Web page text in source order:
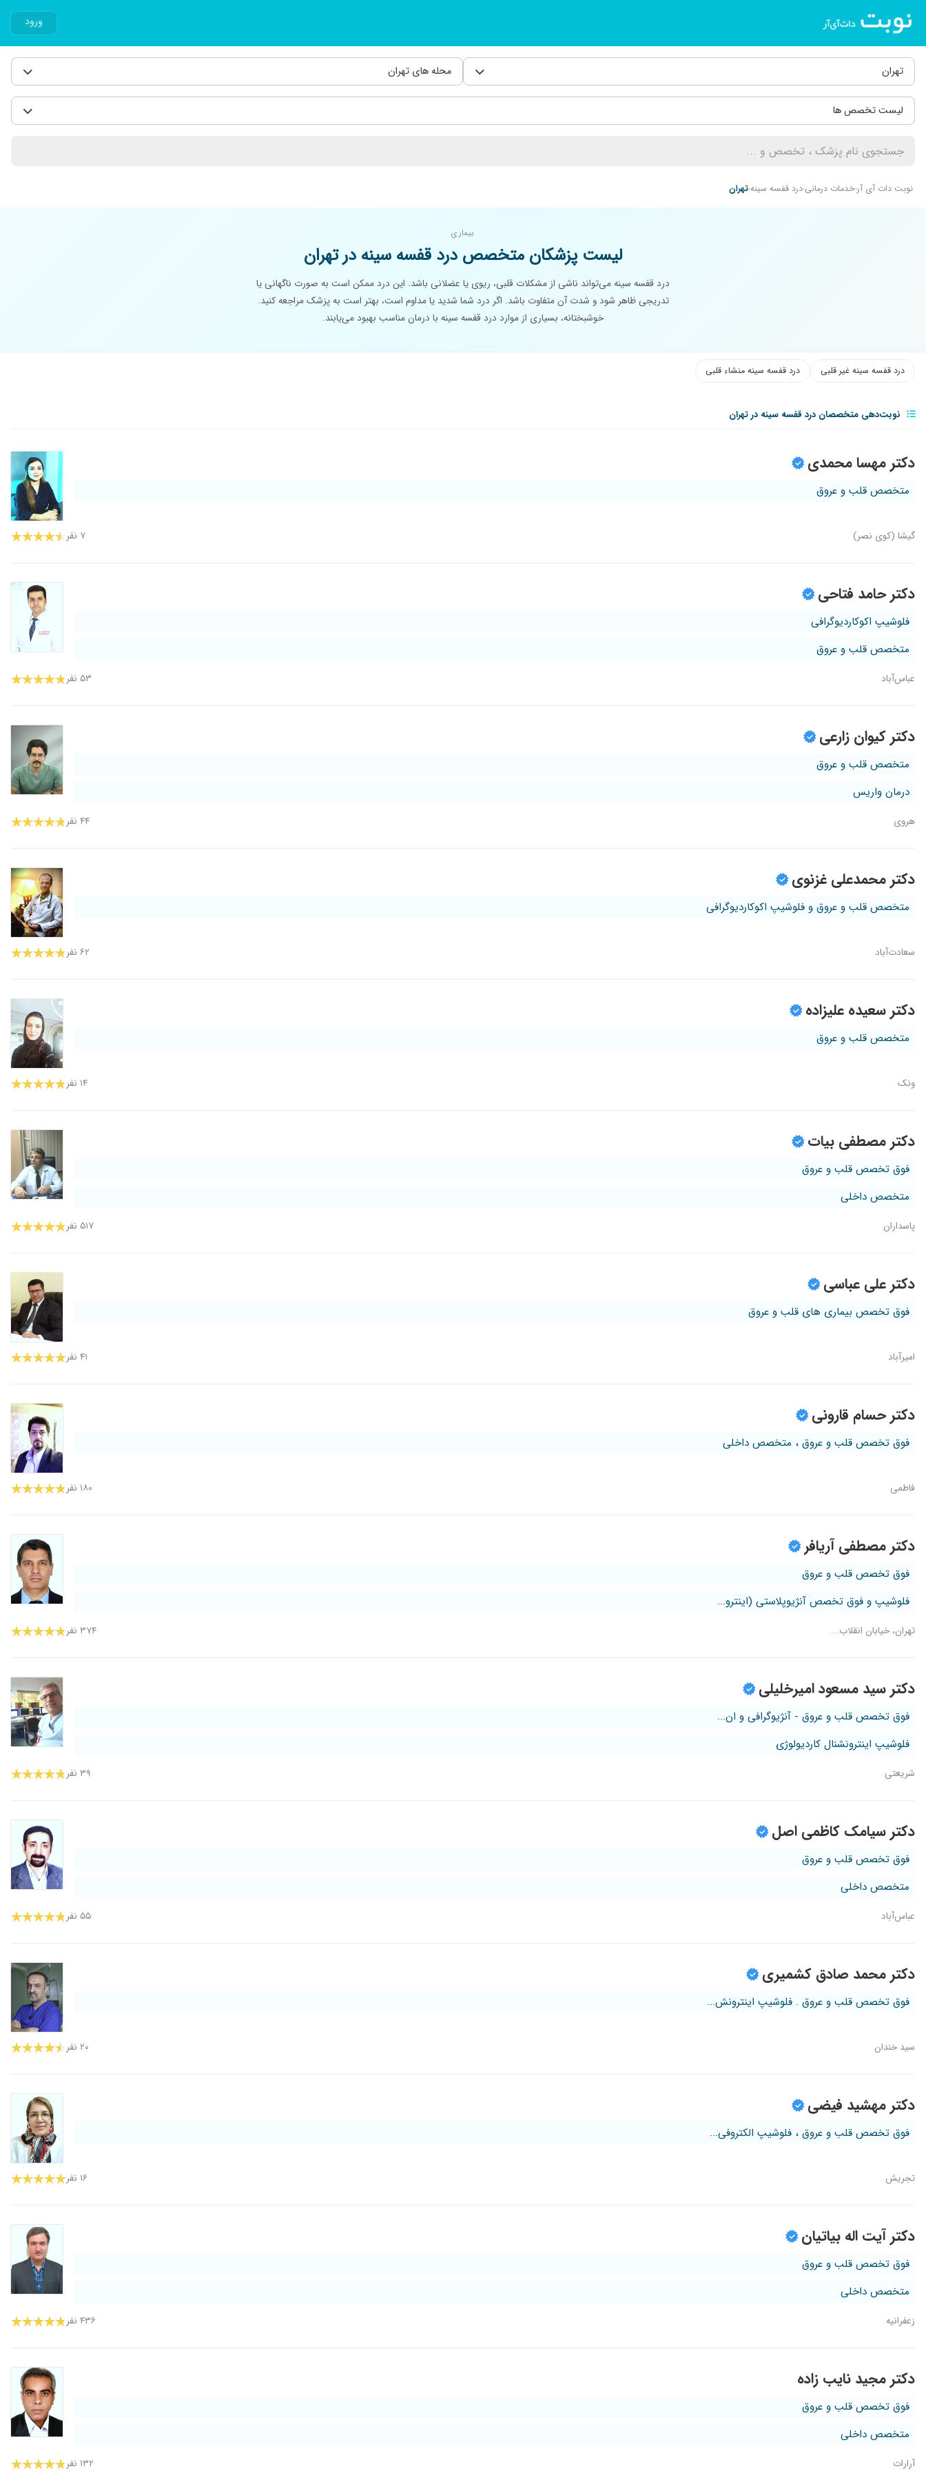
ورود
تهران محله های تهران
لیست تخصص ها
نوبت دات آی آرخدمات درمانی درد قفسه سینهتهران
بیماری
لیست پزشکان متخصص درد قفسه سینه در تهران
درد قفسه سینه می‌تواند ناشی از مشکلات قلبی، ریوی یا عضلانی باشد. این درد ممکن است به صورت ناگهانی یا
تدریجی ظاهر شود و شدت آن متفاوت باشد. اگر درد شما شدید یا مداوم است، بهتر است به پزشک مراجعه کنید.
خوشبختانه، بسیاری از موارد درد قفسه سینه با درمان مناسب بهبود می‌یابند.
درد قفسه سینه غیر قلبی درد قفسه سینه منشاء قلبی
نوبت‌دهی متخصصان درد قفسه سینه در تهران
دکتر مهسا محمدی
متخصص قلب و عروق
گیشا (کوی نصر) ۷ نفر
دکتر حامد فتاحی
فلوشیپ اکوکاردیوگرافی
متخصص قلب و عروق
عباس‌آباد ۵۳ نفر
دکتر کیوان زارعی
متخصص قلب و عروق
درمان واریس
هروی ۴۴ نفر
دکتر محمدعلی غزنوی
متخصص قلب و عروق و فلوشیپ اکوکاردیوگرافی
سعادت‌آباد ۶۲ نفر
دکتر سعیده علیزاده
متخصص قلب و عروق
ونک ۱۴ نفر
دکتر مصطفی بیات
فوق تخصص قلب و عروق
متخصص داخلی
پاسداران ۵۱۷ نفر
دکتر علی عباسی
فوق تخصص بیماری های قلب و عروق
امیرآباد ۴۱ نفر
دکتر حسام قارونی
فوق تخصص قلب و عروق ، متخصص داخلی
فاطمی ۱۸۰ نفر
دکتر مصطفی آریافر
فوق تخصص قلب و عروق
فلوشیپ و فوق تخصص آنژیوپلاستی (اینترو...
تهران، خیابان انقلاب... ۳۷۴ نفر
دکتر سید مسعود امیرخلیلی
فوق تخصص قلب و عروق - آنژیوگرافی و ان...
فلوشیپ اینترونشنال کاردیولوژی
شریعتی ۳۹ نفر
دکتر سیامک کاظمی اصل
فوق تخصص قلب و عروق
متخصص داخلی
عباس‌آباد ۵۵ نفر
دکتر محمد صادق کشمیری
فوق تخصص قلب و عروق . فلوشیپ اینترونش...
سید خندان ۲۰ نفر
دکتر مهشید فیضی
فوق تخصص قلب و عروق ، فلوشیپ الکتروفی...
تجریش ۱۶ نفر
دکتر آیت اله بیاتیان
فوق تخصص قلب و عروق
متخصص داخلی
زعفرانیه ۴۳۶ نفر
دکتر مجید نایب زاده
فوق تخصص قلب و عروق
متخصص داخلی
آرارات ۱۳۲ نفر